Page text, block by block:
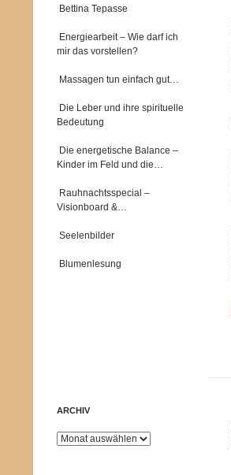
Bettina Tepasse
Energiearbeit – Wie darf ich
mir das vorstellen?
Massagen tun einfach gut…
Die Leber und ihre spirituelle
Bedeutung
Die energetische Balance –
Kinder im Feld und die…
Rauhnachtsspecial –
Visionboard &…
Seelenbilder
Blumenlesung
ARCHIV
Archiv